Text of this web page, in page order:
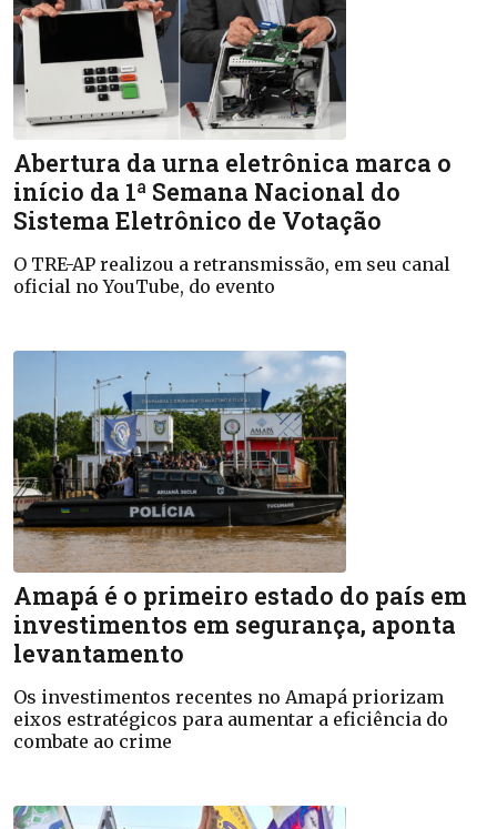
Abertura da urna eletrônica marca o
início da 1ª Semana Nacional do
Sistema Eletrônico de Votação
O TRE-AP realizou a retransmissão, em seu canal
oficial no YouTube, do evento
Amapá é o primeiro estado do país em
investimentos em segurança, aponta
levantamento
Os investimentos recentes no Amapá priorizam
eixos estratégicos para aumentar a eficiência do
combate ao crime